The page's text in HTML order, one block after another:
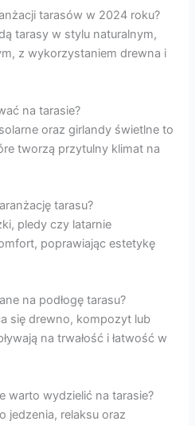
tarasów w 2024 roku?
tarasy w stylu naturalnym,
z wykorzystaniem drewna i
na tarasie?
oraz girlandy świetlne to
tworzą przytulny klimat na
tarasu?
pledy czy latarnie
poprawiając estetykę
na podłogę tarasu?
się drewno, kompozyt lub
na trwałość i łatwość w
warto wydzielić na tarasie?
jedzenia, relaksu oraz